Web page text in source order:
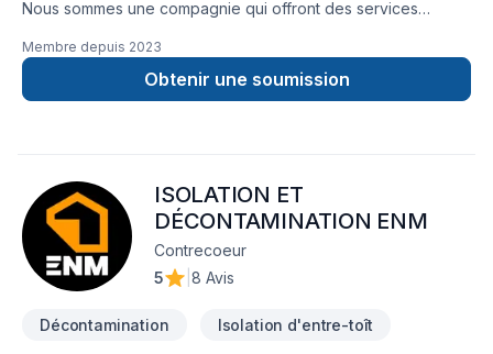
Nous sommes une compagnie qui offront des services
comfort pour votre maison.
Membre depuis 2023
Obtenir une soumission
ISOLATION ET
DÉCONTAMINATION ENM
Contrecoeur
5
8 Avis
Décontamination Isolation d'entre-toît